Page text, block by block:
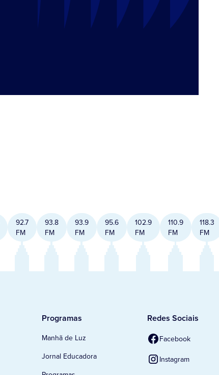
92.7
FM
93.8
FM
93.9
FM
95.6
FM
102.9
FM
110.9
FM
118.3
FM
Programas
Manhã de Luz
Jornal Educadora
Redes Sociais
Facebook
Instagram